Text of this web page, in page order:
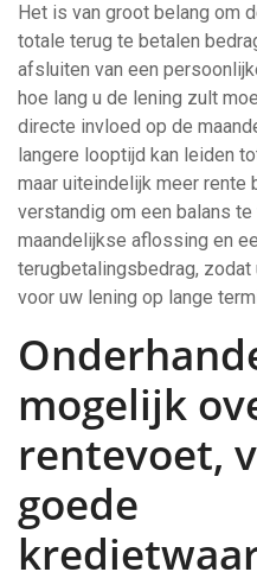
Het is van groot belang om
totale terug te betalen
afsluiten van een
hoe lang u de lening zult
directe invloed op de
langere looptijd kan leiden
maar uiteindelijk meer rente
verstandig om een balans
maandelijkse aflossing en
terugbetalingsbedrag,
voor uw lening op lange
mogelijk
rentevoet,
goede